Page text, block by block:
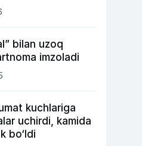
ochiqlandi
bilan uzoq
imzoladi
kuchlariga
uchirdi, kamida
bo‘ldi